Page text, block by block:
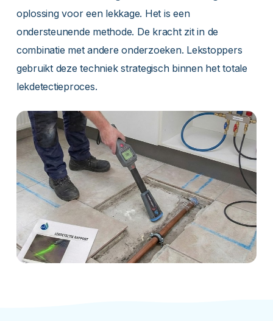
oplossing voor een lekkage. Het is een
ondersteunende methode. De kracht zit in de
combinatie met andere onderzoeken. Lekstoppers
gebruikt deze techniek strategisch binnen het totale
lekdetectieproces.